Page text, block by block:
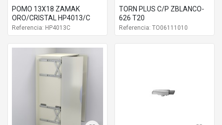
POMO 13X18 ZAMAK
ORO/CRISTAL HP4013/C
Referencia: HP4013C
TORN PLUS C/P ZBLANCO-
626 T20
Referencia: TO06111010